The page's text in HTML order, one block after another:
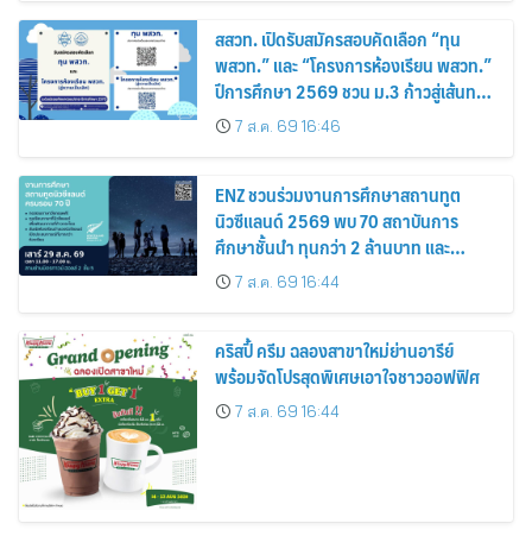
สสวท. เปิดรับสมัครสอบคัดเลือก “ทุน
พสวท.” และ “โครงการห้องเรียน พสวท.”
ปีการศึกษา 2569 ชวน ม.3 ก้าวสู่เส้นทาง
นักวิทยาศาสตร์รุ่นใหม่
7 ส.ค. 69 16:46
ENZ ชวนร่วมงานการศึกษาสถานทูต
นิวซีแลนด์ 2569 พบ 70 สถาบันการ
ศึกษาชั้นนำ ทุนกว่า 2 ล้านบาท และ
ประกาศทุนรัฐบาลเต็มจำนวน
7 ส.ค. 69 16:44
คริสปี้ ครีม ฉลองสาขาใหม่ย่านอารีย์
พร้อมจัดโปรสุดพิเศษเอาใจชาวออฟฟิศ
7 ส.ค. 69 16:44